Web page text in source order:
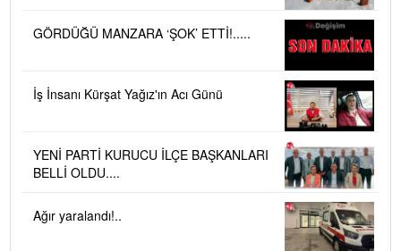
GÖRDÜĞÜ MANZARA ‘ŞOK’ ETTİ!.....
İş İnsanı Kürşat Yağız'ın Acı Günü
YENİ PARTİ KURUCU İLÇE BAŞKANLARI
BELLİ OLDU....
Ağır yaralandı!..